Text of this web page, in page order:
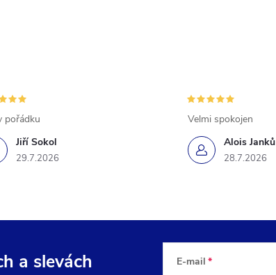
Jiří Sokol
29.7.2026
pořádku
Alois Janků
28.7.2026
Velmi spokojen
a slevách E-mail